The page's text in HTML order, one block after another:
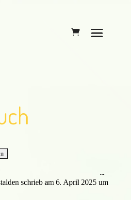
schrieb am6. April 2025 um
...
Metabox